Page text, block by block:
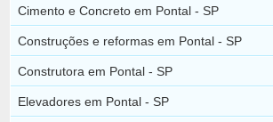
Cimento e Concreto em Pontal - SP
Construções e reformas em Pontal - SP
Construtora em Pontal - SP
Elevadores em Pontal - SP